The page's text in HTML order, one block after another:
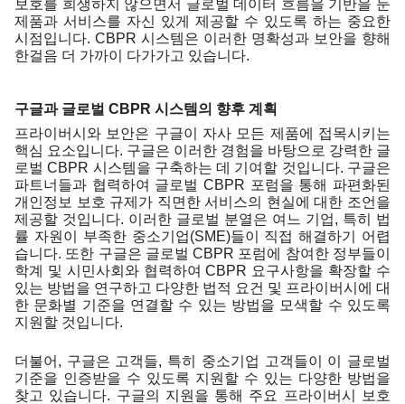
보호를 희생하지 않으면서 글로벌 데이터 흐름을 기반을 둔
제품과 서비스를 자신 있게 제공할 수 있도록 하는 중요한
시점입니다. CBPR 시스템은 이러한 명확성과 보안을 향해
한걸음 더 가까이 다가가고 있습니다.
구글과 글로벌 CBPR 시스템의 향후 계획
프라이버시와 보안은 구글이 자사 모든 제품에 접목시키는
핵심 요소입니다. 구글은 이러한 경험을 바탕으로 강력한 글
로벌 CBPR 시스템을 구축하는 데 기여할 것입니다. 구글은
파트너들과 협력하여 글로벌 CBPR 포럼을 통해 파편화된
개인정보 보호 규제가 직면한 서비스의 현실에 대한 조언을
제공할 것입니다. 이러한 글로벌 분열은 여느 기업, 특히 법
률 자원이 부족한 중소기업(SME)들이 직접 해결하기 어렵
습니다. 또한 구글은 글로벌 CBPR 포럼에 참여한 정부들이
학계 및 시민사회와 협력하여 CBPR 요구사항을 확장할 수
있는 방법을 연구하고 다양한 법적 요건 및 프라이버시에 대
한 문화별 기준을 연결할 수 있는 방법을 모색할 수 있도록
지원할 것입니다.
더불어, 구글은 고객들, 특히 중소기업 고객들이 이 글로벌
기준을 인증받을 수 있도록 지원할 수 있는 다양한 방법을
찾고 있습니다. 구글의 지원을 통해 주요 프라이버시 보호